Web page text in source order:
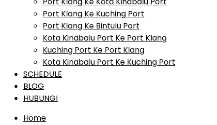
Port Klang Ke Kuching Port
Port Klang Ke Bintulu Port
Kota Kinabalu Port Ke Port Klang
Kuching Port Ke Port Klang
Kota Kinabalu Port Ke Kuching Port
SCHEDULE
BLOG
HUBUNGI
Home